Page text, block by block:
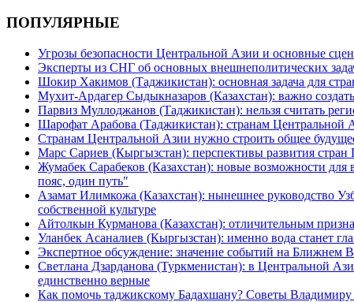
ПОПУЛЯРНЫЕ
Угрозы безопасности Центральной Азии и основные
Эксперты из СНГ об основных внешнеполитических
Шокир Хакимов (Таджикистан): основная задача для
Мухит-Ардагер Сыдыкназаров (Казахстан): важно
Парвиз Муллоджанов (Таджикистан): нельзя считать
Шарофат Арабова (Таджикистан): странам
Странам Центральной Азии нужно строить общее
Марс Сариев (Кыргызстан): перспективы развития
Жумабек Сарабеков (Казахстан): новые возможности
пояс, один путь"
Азамат Илимкожа (Казахстан): нынешнее руководство
собственной культуре
Айтолкын Курманова (Казахстан): отличительным
Уланбек Асаналиев (Кыргызстан): именно вода станет
Экспертное обсуждение: значение событий на
Светлана Дзарданова (Туркменистан): в Центральной
единственно верные
Как помочь таджикскому Бадахшану? Советы